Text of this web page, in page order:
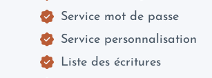
Service mot de passe
Service personnalisation
Liste des écritures